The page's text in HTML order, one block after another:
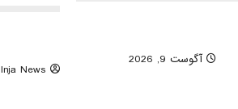
آگوست 9, 2026
Inja News